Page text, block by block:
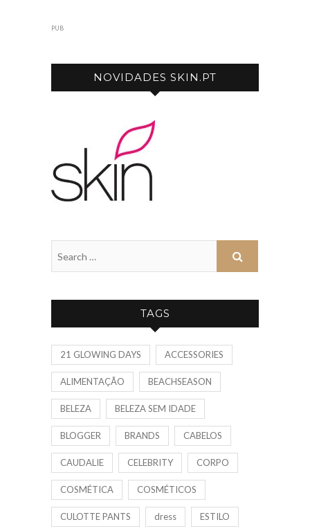
PUB
NOVIDADES SKIN.PT
TAGS
21 GLOWING DAYS ACCESSORIES
ALIMENTAÇÃO BEACHSEASON
BELEZA BELEZA SEM IDADE
BLOGGER BRANDS CABELOS
CAUDALIE CELEBRITY CORPO
COSMÉTICA COSMÉTICOS
CULOTTE PANTS dress ESTILO